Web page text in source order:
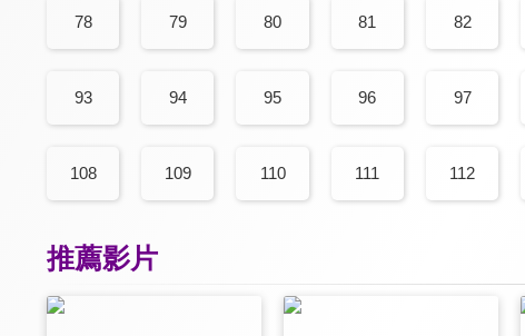
78 79 80 81 82
93 94 95 96 97
108 109 110 111 112
推薦影片